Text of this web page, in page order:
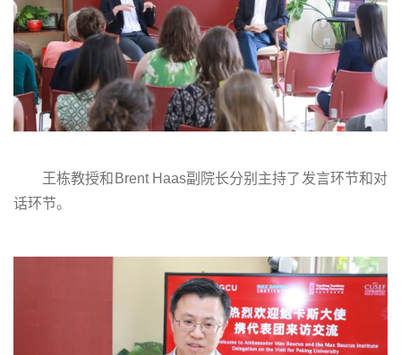
王栋教授和Brent Haas副院长分别主持了发言环节和对
话环节。